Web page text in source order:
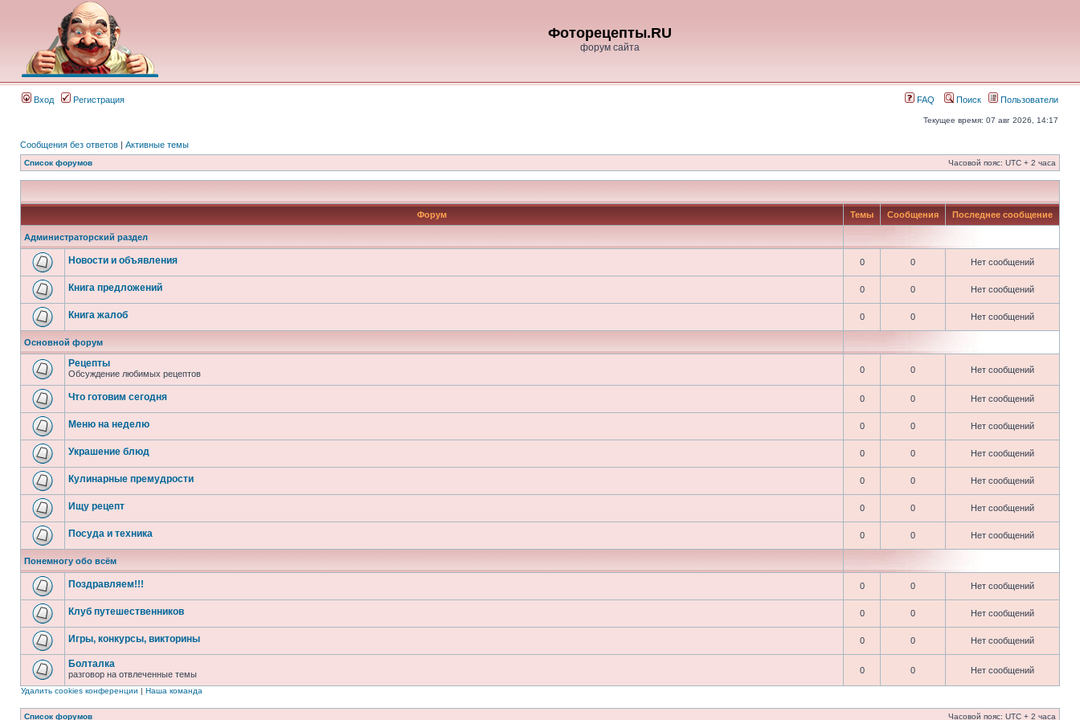
Фоторецепты.RU
форум сайта
Вход Регистрация FAQ Поиск Пользователи
Текущее время: 07 авг 2026, 14:17
Сообщения без ответов | Активные темы
Список форумов Часовой пояс: UTC + 2 часа
Форум Темы Сообщения Последнее сообщение
Администраторский раздел
Новости и объявления 0 0 Нет сообщений
Книга предложений 0 0 Нет сообщений
Книга жалоб 0 0 Нет сообщений
Основной форум
Рецепты
Обсуждение любимых рецептов 0 0 Нет сообщений
Что готовим сегодня 0 0 Нет сообщений
Меню на неделю 0 0 Нет сообщений
Украшение блюд 0 0 Нет сообщений
Кулинарные премудрости 0 0 Нет сообщений
Ищу рецепт 0 0 Нет сообщений
Посуда и техника 0 0 Нет сообщений
Понемногу обо всём
Поздравляем!!! 0 0 Нет сообщений
Клуб путешественников 0 0 Нет сообщений
Игры, конкурсы, викторины 0 0 Нет сообщений
Болталка
разговор на отвлеченные темы 0 0 Нет сообщений
Удалить cookies конференции | Наша команда
Список форумов Часовой пояс: UTC + 2 часа